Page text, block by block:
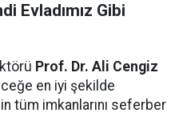
Evladımız Gibi
Prof. Dr. Ali Cengiz
en iyi şekilde
tüm imkanlarını seferber